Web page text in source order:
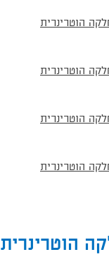
הוטרינרית
הוטרינרית
הוטרינרית
הוטרינרית
הוטרינרית